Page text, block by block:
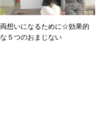
両想いになるために☆効果的
な５つのおまじない